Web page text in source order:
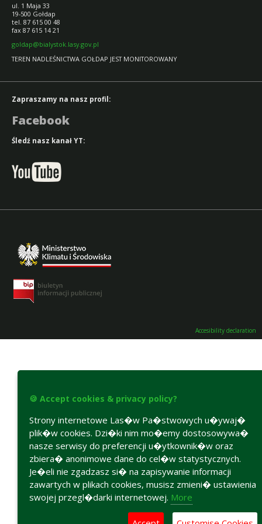
ul. 1 Maja 33
19-500 Gołdap
tel. 87 615 00 48
fax 87 615 14 21
goldap@bialystok.lasy.gov.pl
TEREN NADLEŚNICTWA GOŁDAP JEST MONITOROWANY
Zapraszamy na nasz profil:
Facebook
Śledź nasz kanał YT:
Accesibility declaration
🍪 Accept cookies & privacy policy?
Strony internetowe Las�w Pa�stwowych u�ywaj�
plik�w cookies. Dzi�ki nim mo�emy dostosowywa�
nasze serwisy do preferencji u�ytkownik�w oraz
zbiera� anonimowe dane do cel�w statystycznych.
Je�eli nie zgadzasz si� na zapisywanie informacji
zawartych w plikach cookies, musisz zmieni� ustawienia
swojej przegl�darki internetowej. More